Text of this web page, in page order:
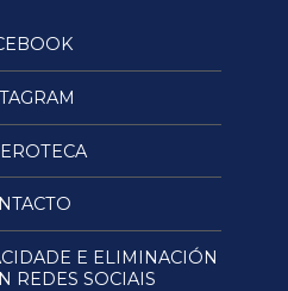
E ELIMINACIÓN
REDES SOCIAIS